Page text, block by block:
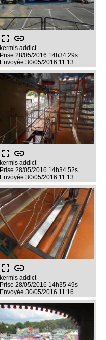
fullscreen link
kermis addict
Prise 28/05/2016 14h34 29s
Envoyée 30/05/2016 11:13
fullscreen link
kermis addict
Prise 28/05/2016 14h34 52s
Envoyée 30/05/2016 11:13
fullscreen link
kermis addict
Prise 28/05/2016 14h35 49s
Envoyée 30/05/2016 11:16